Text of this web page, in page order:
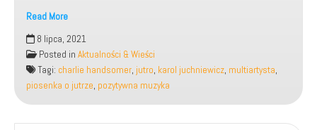
Read More
Moja
nowa
piosenka,
pt.:
„JUTRO”.
8 lipca, 2021
Posted in Aktualności & Wieści
Tagi: charlie handsomer, jutro, karol juchniewicz, multiartysta,
piosenka o jutrze, pozytywna muzyka